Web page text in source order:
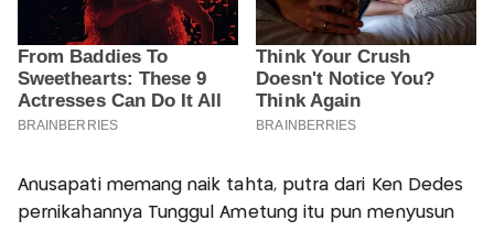
Anusapati memang naik tahta, putra dari Ken Dedes
pernikahannya Tunggul Ametung itu pun menyusun